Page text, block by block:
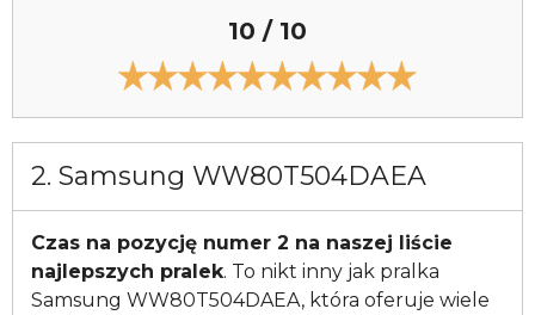
10 / 10
2. Samsung WW80T504DAEA
Czas na pozycję numer 2 na naszej liście
najlepszych pralek. To nikt inny jak pralka
Samsung WW80T504DAEA, która oferuje wiele